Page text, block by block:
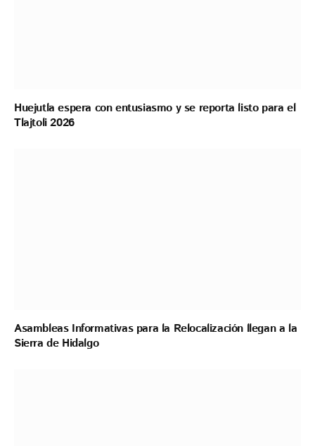
Huejutla espera con entusiasmo y se reporta listo para el
Tlajtoli 2026
Asambleas Informativas para la Relocalización llegan a la
Sierra de Hidalgo